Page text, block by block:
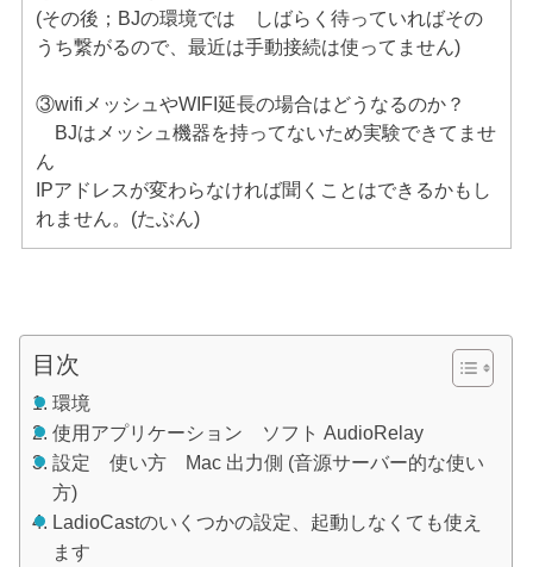
(その後；BJの環境では しばらく待っていればその
うち繋がるので、最近は手動接続は使ってません)
③wifiメッシュやWIFI延長の場合はどうなるのか？
BJはメッシュ機器を持ってないため実験できてませ
ん
IPアドレスが変わらなければ聞くことはできるかもし
れません。(たぶん)
目次
環境
使用アプリケーション ソフト AudioRelay
設定 使い方 Mac 出力側 (音源サーバー的な使い
方)
LadioCastのいくつかの設定、起動しなくても使え
ます